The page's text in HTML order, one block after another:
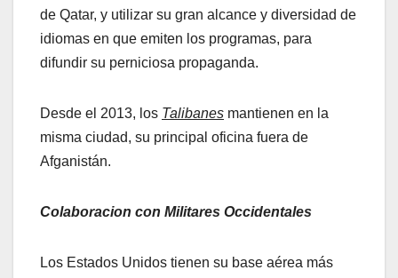
de Qatar, y utilizar su gran alcance y diversidad de
idiomas en que emiten los programas, para
difundir su perniciosa propaganda.
Desde el 2013, los Talibanes mantienen en la
misma ciudad, su principal oficina fuera de
Afganistán.
Colaboracion con Militares Occidentales
Los Estados Unidos tienen su base aérea más